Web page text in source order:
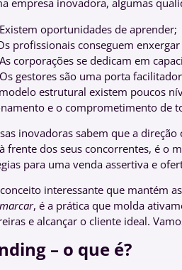
empresa inovadora, algumas
Existem oportunidades de aprender;
profissionais conseguem
As corporações se dedicam em
Os gestores são uma porta
estrutural existem poucos
e o comprometimento de
inovadoras sabem que a
frente dos seus concorrentes, é o
para uma venda assertiva e
interessante que mantém
marcar, é a prática que molda
e alcançar o cliente ideal.
– o que é?